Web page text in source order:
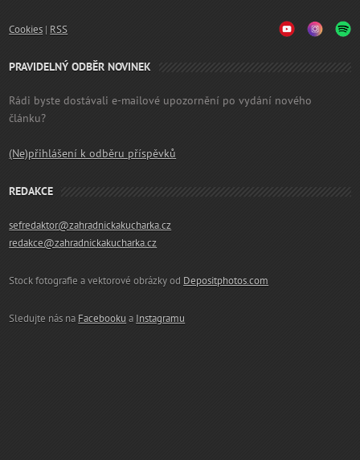
Cookies | RSS
PRAVIDELNÝ ODBĚR NOVINEK
Rádi byste dostávali e-mailové upozornění po vydání nového
článku?
(Ne)přihlášení k odběru příspěvků
REDAKCE
sefredaktor@zahradnickakucharka.cz
redakce@zahradnickakucharka.cz
Stock fotografie a vektorové obrázky od Depositphotos.com
Sledujte nás na Facebooku a Instagramu